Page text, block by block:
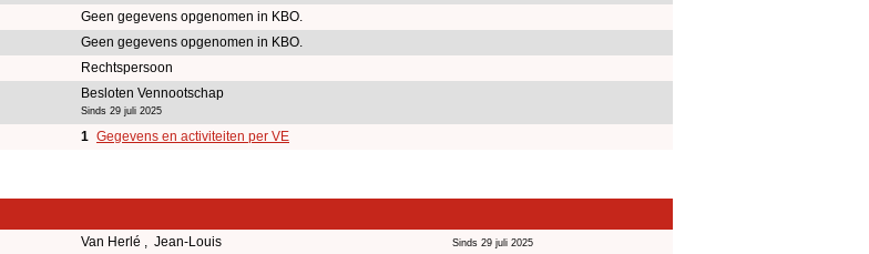
Geen gegevens opgenomen in KBO.
Geen gegevens opgenomen in KBO.
Rechtspersoon
Besloten Vennootschap
Sinds 29 juli 2025
1 Gegevens en activiteiten per VE
Van Herlé , Jean-Louis Sinds 29 juli 2025